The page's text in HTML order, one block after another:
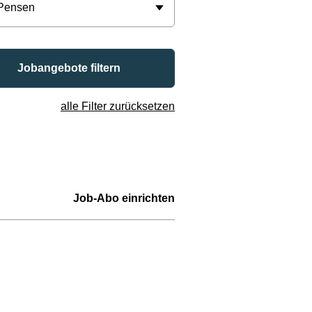
Jobangebote filtern
alle Filter zurücksetzen
Job-Abo einrichten